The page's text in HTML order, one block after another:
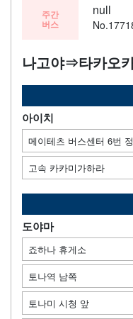
주간
버스
null
나고야⇒타카오
아이치
메이테츠 버스센터 6번
고속 카카미가하라
도야마
죠하나 휴게소
토나역 남쪽
토나미 시청 앞